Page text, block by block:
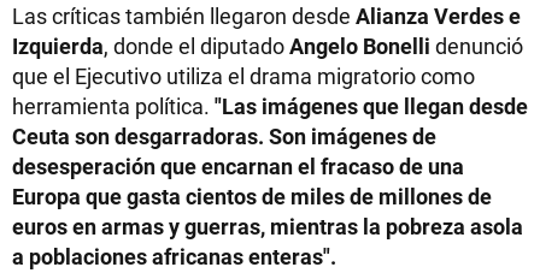
Las críticas también llegaron desde Alianza Verdes e
Izquierda, donde el diputadoAngelo Bonelli denunció
que el Ejecutivo utiliza el drama migratorio como
herramienta política. "Las imágenes que llegan desde
Ceuta son desgarradoras. Son imágenes de
desesperación que encarnan el fracaso de una
Europa que gasta cientos de miles de millones de
euros en armas y guerras, mientras la pobreza asola
a poblaciones africanas enteras".